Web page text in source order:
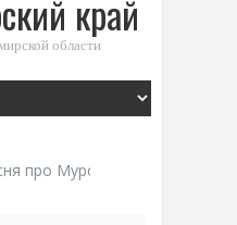
край
области
про Муром: «Былинный